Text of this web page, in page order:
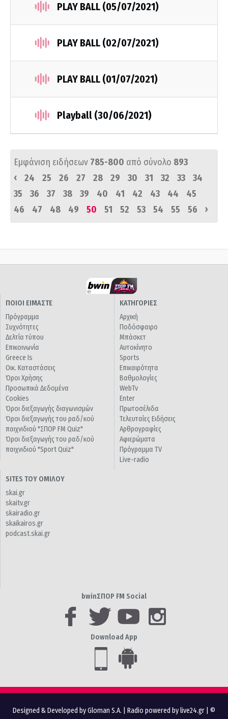
PLAY BALL (05/07/2021)
PLAY BALL (02/07/2021)
PLAY BALL (01/07/2021)
Playball (30/06/2021)
Εμφάνιση ειδήσεων 785-800 από σύνολο 893
‹
24 25 26 27 28 29 30 31 32 33
34
35
36 37 38 39 40 41 42 43 44
45
46
47 48 49 50 51 52 53 54 55 56 ›
ΠΟΙΟΙ ΕΙΜΑΣΤΕ
Πρόγραμμα
Συχνότητες
Δελτία τύπου
Επικοινωνία
Greece Is
Οικ. Καταστάσεις
Όροι Χρήσης
Προσωπικά Δεδομένα
Cookies
Όροι διεξαγωγής διαγωνισμών
Όροι διεξαγωγής του ραδ/κού
παιχνιδιού "ΣΠΟΡ FM Quiz"
Όροι διεξαγωγής του ραδ/κού
παιχνιδιού "Sport Quiz"
ΚΑΤΗΓΟΡΙΕΣ
Αρχική
Ποδόσφαιρο
Μπάσκετ
Αυτοκίνητο
Sports
Επικαιρότητα
Βαθμολογίες
WebTv
Enter
Πρωτοσέλιδα
Τελευταίες Ειδήσεις
Αρθρογραφίες
Αφιερώματα
Πρόγραμμα TV
Live-radio
SITES ΤΟΥ ΟΜΙΛΟΥ
skai.gr
skaitv.gr
skairadio.gr
skaikairos.gr
podcast.skai.gr
bwinΣΠΟΡ FM Social
Download App
Designed & Developed by Gloman S.A. Radio powered by live24.gr | ©